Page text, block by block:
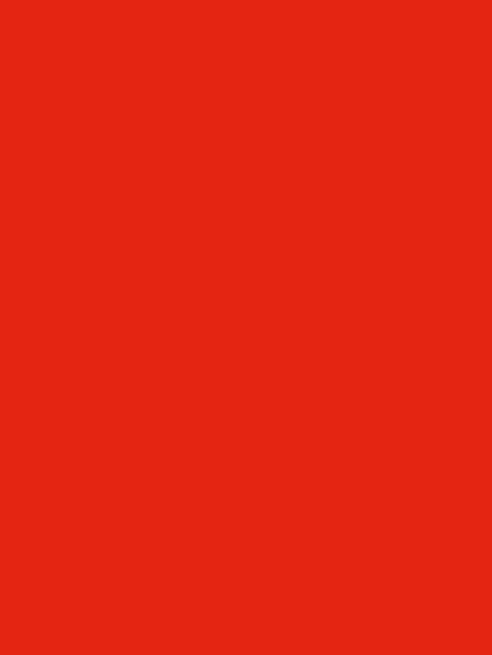
Dr Grzegorz Grochowski (IBL PAN) w wystąpieniu
tworzyć teksty, w których zestawione są elementy
W wielu współczesnych powieściach sieć funkcjonuje
sieciowanie) może być opisywana w kategoriach
bohaterów literackich – to, w jaki sposób wpływa ona
Odwołując się do dyskursu posthumanistycznego
co naturalne i technologiczne w dziełach literackich.
rozróżnienia między człowiekiem i maszyną, ale także
Dr Claudia Pinkas (KIT), zajmująca się badaniem
audiowizualne pozwalają przekazać szerokiej
film naukowy: jakie strategie narracyjne sprzyjają
Prof. Andrzej Dąbrówka (IBL PAN) rozpoczął swoje